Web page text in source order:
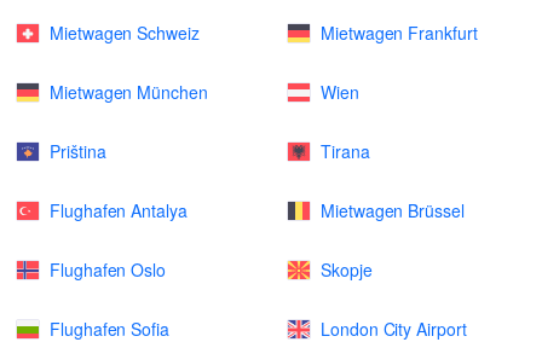
Mietwagen Schweiz Mietwagen Frankfurt
Mietwagen München Wien
Priština Tirana
Flughafen Antalya Mietwagen Brüssel
Flughafen Oslo Skopje
Flughafen Sofia London City Airport